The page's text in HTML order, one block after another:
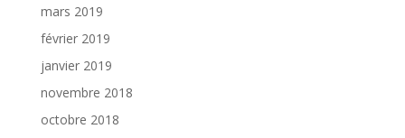
mars 2019
février 2019
janvier 2019
novembre 2018
octobre 2018